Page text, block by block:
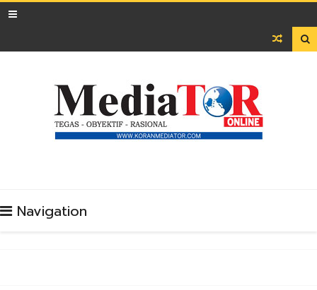

Navigation